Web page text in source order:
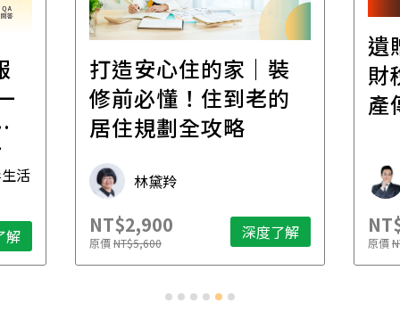
活
解
打造安心住的家｜裝
修前必懂！住到老的
居住規劃全攻略
林黛羚
NT$2,900
原價NT$5,600 深度了解
遺
財
產
原價